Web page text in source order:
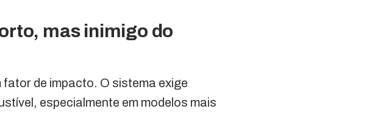
mas inimigo do
de impacto. O sistema exige
especialmente em modelos mais